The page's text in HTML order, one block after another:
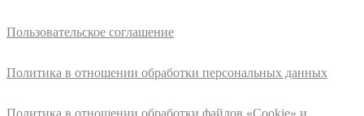
Пользовательское соглашение
Политика в отношении обработки персональных данных
Политика в отношении обработки файлов «Cookie» и